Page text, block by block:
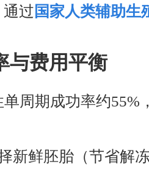
通过 国家人类辅助生
与费用平衡
周期成功率约55%
新鲜胚胎（节省解冻